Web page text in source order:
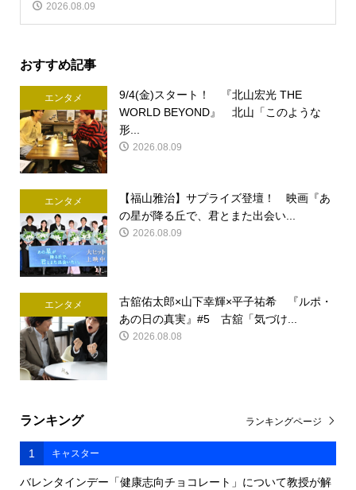
2026.08.09
おすすめ記事
エンタメ
9/4(金)スタート！ 『北山宏光 THE
WORLD BEYOND』 北山「このような
形...
2026.08.09
エンタメ
【福山雅治】サプライズ登壇！ 映画『あ
の星が降る丘で、君とまた出会い...
2026.08.09
エンタメ
古舘佑太郎×山下幸輝×平子祐希 『ルポ・
あの日の真実』#5 古舘「気づけ...
2026.08.08
ランキング
1 キャスター
バレンタインデー「健康志向チョコレート」について教授が解
ランキングページ